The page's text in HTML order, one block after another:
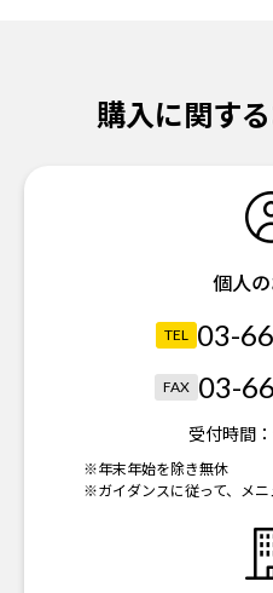
購入に関す
個人
TEL 03-
FAX 03-
受付時間：
※年末年始を除き無休
※ガイダンスに従って、メニ